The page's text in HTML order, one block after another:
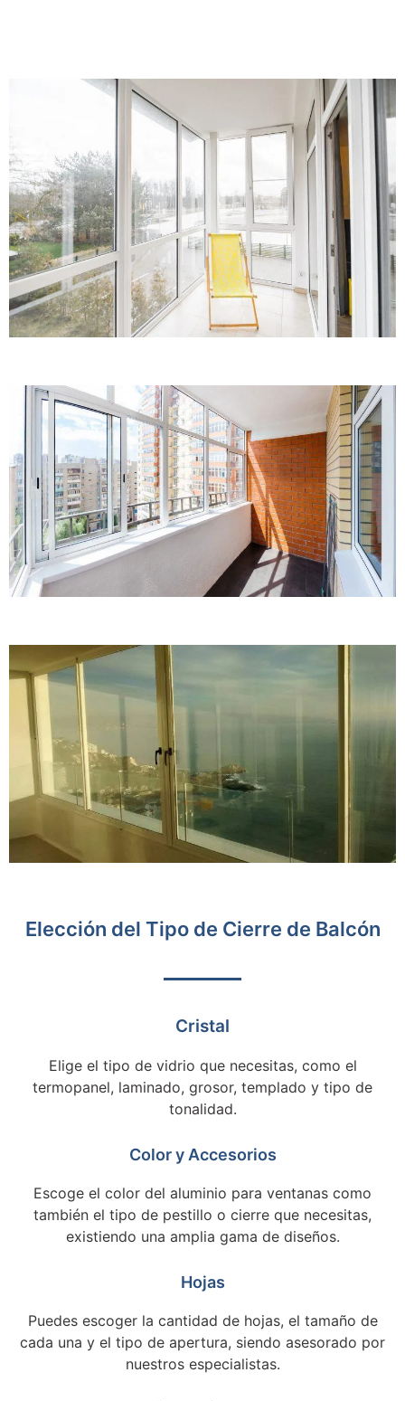
Elección del Tipo de Cierre de Balcón
Cristal
Elige el tipo de vidrio que necesitas, como el
termopanel, laminado, grosor, templado y tipo de
tonalidad.
Color y Accesorios
Escoge el color del aluminio para ventanas como
también el tipo de pestillo o cierre que necesitas,
existiendo una amplia gama de diseños.
Hojas
Puedes escoger la cantidad de hojas, el tamaño de
cada una y el tipo de apertura, siendo asesorado por
nuestros especialistas.